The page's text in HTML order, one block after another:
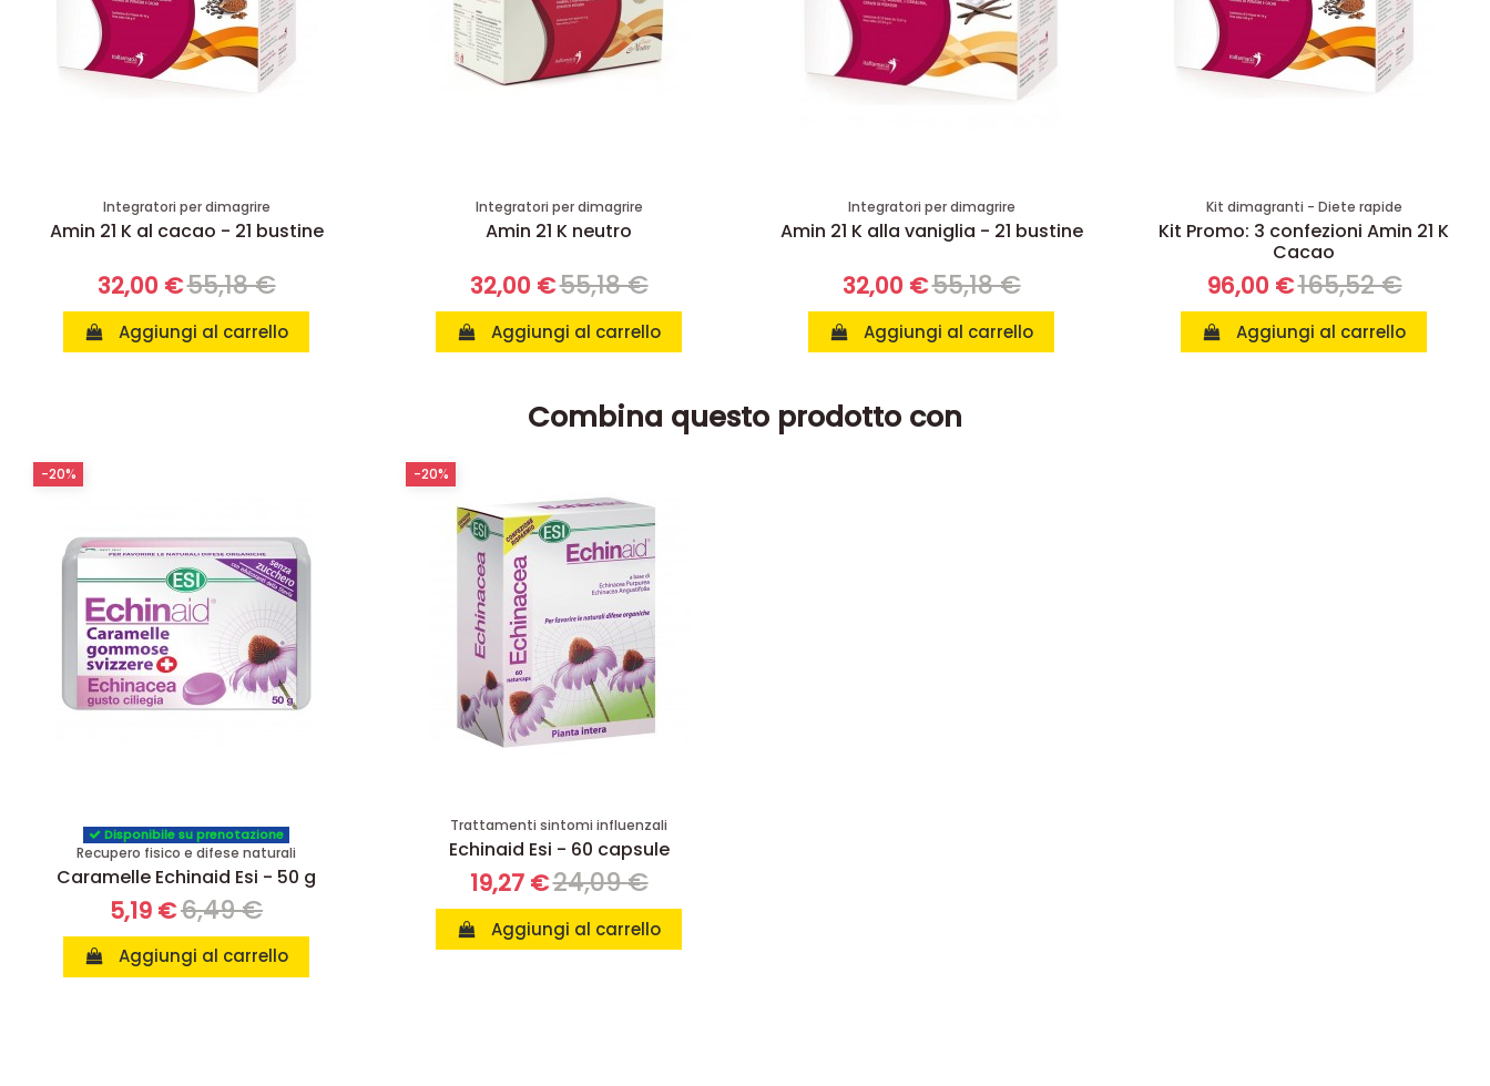
Integratori per dimagrire
Amin 21 K al cacao - 21 bustine
32,00 €55,18 €
Aggiungi al carrello
Integratori per dimagrire
Amin 21 K neutro
32,00 €55,18 €
Aggiungi al carrello
Integratori per dimagrire
Amin 21 K alla vaniglia - 21 bustine
32,00 €55,18 €
Aggiungi al carrello
Kit dimagranti - Diete rapide
Kit Promo: 3 confezioni Amin 21 K
Cacao
96,00 €165,52 €
Aggiungi al carrello
Combina questo prodotto con
Disponibile su prenotazione
Recupero fisico e difese naturali
Caramelle Echinaid Esi - 50 g
5,19 €6,49 €
Aggiungi al carrello
-20%
Trattamenti sintomi influenzali
Echinaid Esi - 60 capsule
19,27 €24,09 €
Aggiungi al carrello
-20%